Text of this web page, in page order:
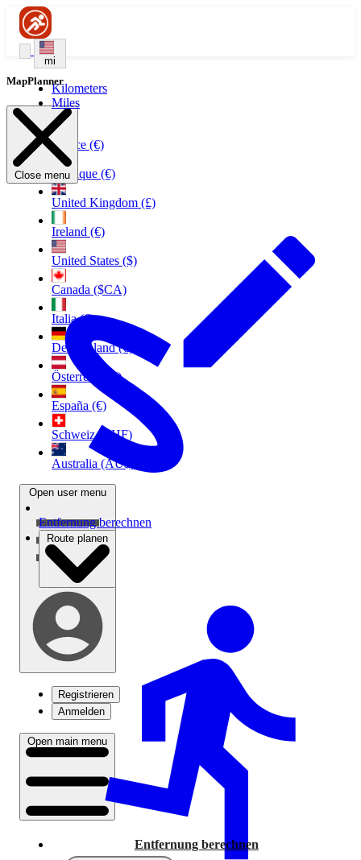
mi
Kilometers
Miles
France (€)
Belgique (€)
United Kingdom (£)
Ireland (€)
United States ($)
Canada ($CA)
Italia (€)
Deutschland (€)
Österreich (€)
España (€)
Schweiz (CHF)
Australia (AU$)
Open user menu
Registrieren
Anmelden
Open main menu
Entfernung berechnen
MapPlanner
Close menu
Entfernung berechnen
Route planen